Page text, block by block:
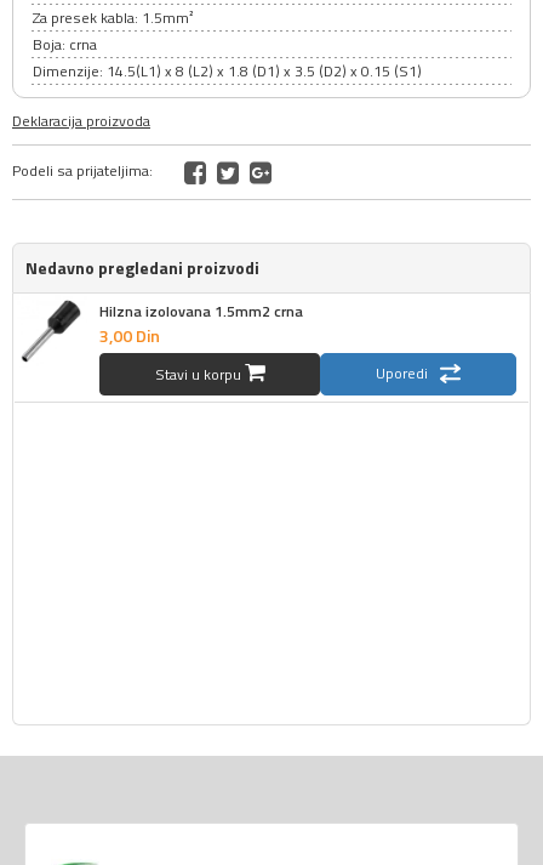
Za presek kabla: 1.5mm²
Boja: crna
Dimenzije: 14.5(L1) x 8 (L2) x 1.8 (D1) x 3.5 (D2) x 0.15 (S1)
Deklaracija proizvoda
Podeli sa prijateljima:
Nedavno pregledani proizvodi
Hilzna izolovana 1.5mm2 crna
3,00Din
Stavi u korpu Uporedi